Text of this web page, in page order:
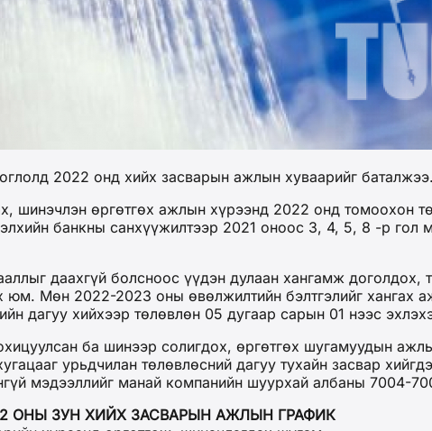
2022 онд хийх засварын ажлын хуваарийг баталжээ.
шинэчлэн өргөтгөх ажлын хүрээнд 2022 онд томоохон
банкны санхүүжилтээр 2021 оноос 3, 4, 5, 8 -р гол
даахгүй болсноос үүдэн дулаан хангамж доголдох,
Мөн 2022-2023 оны өвөлжилтийн бэлтгэлийг хангах
дагуу хийхээр төлөвлөн 05 дугаар сарын 01 нээс
ба шинээр солигдох, өргөтгөх шугамуудын
урьдчилан төлөвлөсний дагуу тухайн засвар
мэдээллийг манай компанийн шуурхай албаны 7004-
ОНЫ ЗУН ХИЙХ ЗАСВАРЫН АЖЛЫН ГРАФИК